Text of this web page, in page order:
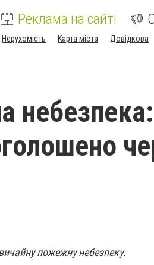
Реклама на сайті
Нерухомість Карта міста Довідкова
пожежну небезпеку.